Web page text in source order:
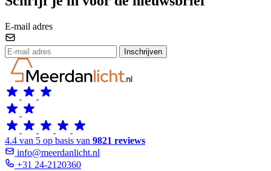
E-mail adres
Inschrijven
4.4 van 5 op basis van 9821 reviews
info@meerdanlicht.nl
+31 24-2120360